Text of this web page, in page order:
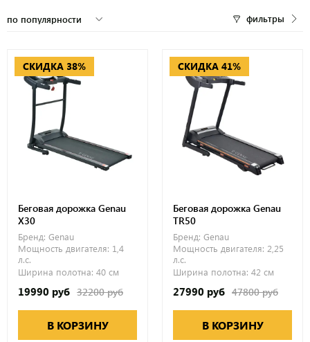
фильтры
СКИДКА 38%
Беговая дорожка Genau
X30
Бренд: Genau
Мощность двигателя: 1,4
л.с.
Ширина полотна: 40 см
19990 руб 32200 руб
В КОРЗИНУ
СКИДКА 41%
Беговая дорожка Genau
TR50
Бренд: Genau
Мощность двигателя: 2,25
л.с.
Ширина полотна: 42 см
27990 руб 47800 руб
В КОРЗИНУ